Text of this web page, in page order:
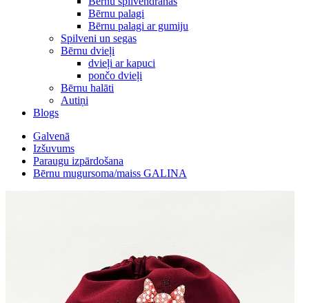
Bērnu palagi
Bērnu palagi ar gumiju
Spilveni un segas
Bērnu dvieļi
dvieļi ar kapuci
pončo dvieļi
Bērnu halāti
Autiņi
Blogs
Galvenā
Izšuvums
Paraugu izpārdošana
Bērnu mugursoma/maiss GALINA